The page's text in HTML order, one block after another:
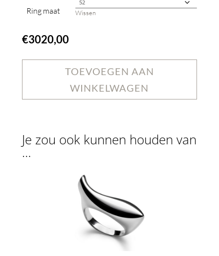
Ring maat Wissen
€3020,00
TOEVOEGEN AAN
WINKELWAGEN
Je zou ook kunnen houden van
…